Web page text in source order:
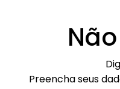
Preencha seus